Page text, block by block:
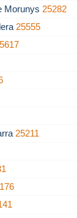
Morunys 25282
25555
25211